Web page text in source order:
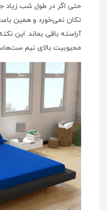
حتی اگر در طول شب زیاد
تکان نمی‌خورد و همین
آراسته باقی بماند. این
محبوبیت بالای نیم